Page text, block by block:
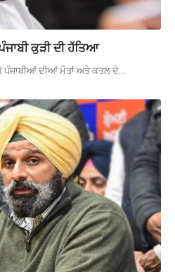
ਕੁੜੀ ਦੀ ਹੱਤਿਆ
ਪੰਜਾਬੀਆਂ ਦੀਆਂ ਮੌਤਾਂ ਅਤੇ ਕਤਲ ਦੇ…